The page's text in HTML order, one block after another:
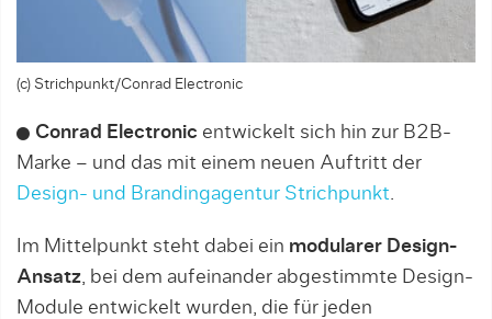
(c) Strichpunkt/Conrad Electronic
Conrad Electronic entwickelt sich hin zur B2B-
Marke – und das mit einem neuen Auftritt der
Design- und Brandingagentur Strichpunkt.
Im Mittelpunkt steht dabei ein modularer Design-
Ansatz, bei dem aufeinander abgestimmte Design-
Module entwickelt wurden, die für jeden